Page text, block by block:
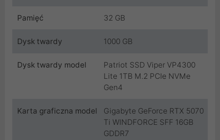
Pamięć 32 GB
Dysk twardy 1000 GB
Dysk twardy model
Patriot SSD Viper VP4300
Lite 1TB M.2 PCIe NVMe
Gen4
Karta graficzna model
Gigabyte GeForce RTX 5070
Ti WINDFORCE SFF 16GB
GDDR7